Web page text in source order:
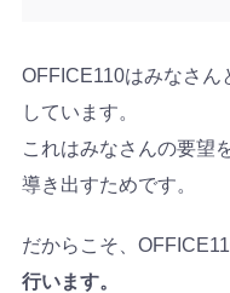
OFFICE110はみなさん
しています。
これはみなさんの要望
導き出すためです。
だからこそ、
行います。